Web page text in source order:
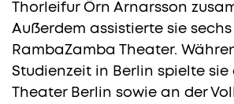
Thorleifur Örn Arnarsson
Außerdem assistierte sie
RambaZamba Theater.
Studienzeit in Berlin spielte sie
Theater Berlin sowie an der